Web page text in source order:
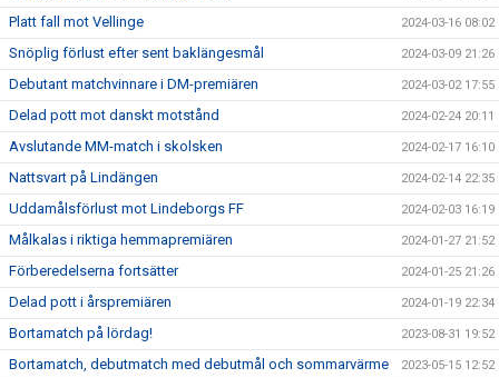
Platt fall mot Vellinge 2024-03-16 08:02
Snöplig förlust efter sent baklängesmål 2024-03-09 21:26
Debutant matchvinnare i DM-premiären 2024-03-02 17:55
Delad pott mot danskt motstånd 2024-02-24 20:11
Avslutande MM-match i skolsken 2024-02-17 16:10
Nattsvart på Lindängen 2024-02-14 22:35
Uddamålsförlust mot Lindeborgs FF 2024-02-03 16:19
Målkalas i riktiga hemmapremiären 2024-01-27 21:52
Förberedelserna fortsätter 2024-01-25 21:26
Delad pott i årspremiären 2024-01-19 22:34
Bortamatch på lördag! 2023-08-31 19:52
Bortamatch, debutmatch med debutmål och sommarvärme 2023-05-15 12:52